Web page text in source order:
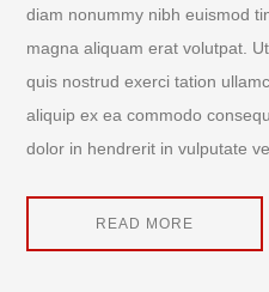
diam nonummy nibh euismod
magna aliquam erat volutpat.
quis nostrud exerci tation
aliquip ex ea commodo
dolor in hendrerit in vulputate
READ MORE